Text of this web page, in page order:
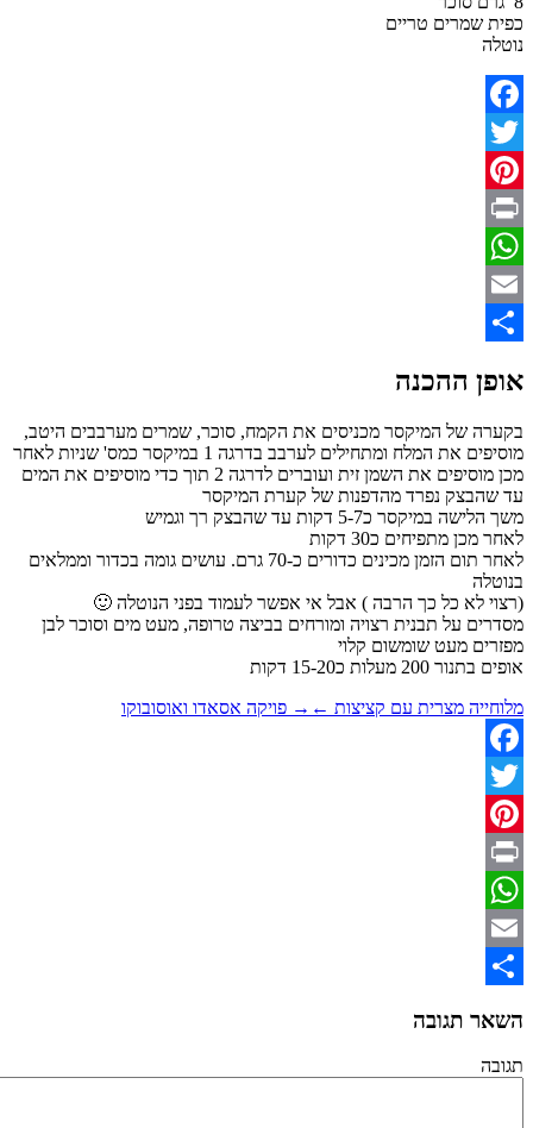
טריים
ההכנה
המיקסר מכניסים את הקמח, סוכר, שמרים מערבבים היטב,
מוסיפים את המלח ומתחילים לערבב בדרגה 1 במיקסר כמס' שניות לאחר
מכן מוסיפים את השמן זית ועוברים לדרגה 2 תוך כדי מוסיפים את המים
נפרד מהדפנות של קערת המיקסר
כ5-7 דקות עד שהבצק רך וגמיש
כ30 דקות
לאחר תום הזמן מכינים כדורים כ-70 גרם. עושים גומה בכדור וממלאים
כל כך הרבה ) אבל אי אפשר לעמוד בפני הנוטלה 🙂
תבנית רצויה ומורחים בביצה טרופה, מעט מים וסוכר לבן
מעט שומשום קלוי
כ15-20 דקות
מצרית עם קציצות ←→ פויקה אסאדו ואוסובוקו